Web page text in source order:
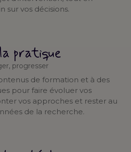
sur vos décisions.
pratique
progresser
de formation et à des
pour faire évoluer vos
vos approches et rester au
de la recherche.